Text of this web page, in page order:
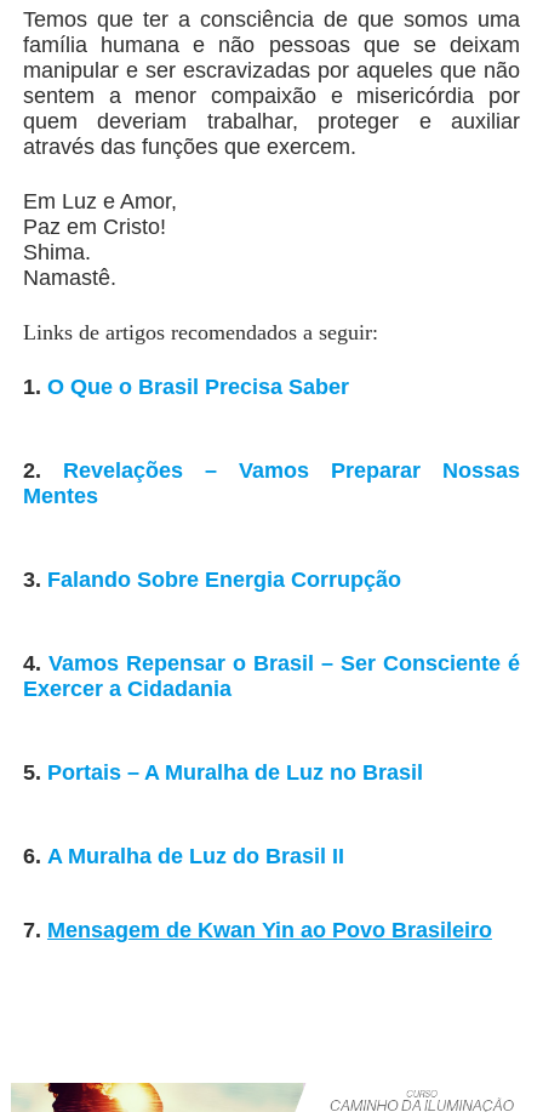
Temos que ter a consciência de que somos uma
família humana e não pessoas que se deixam
manipular e ser escravizadas por aqueles que não
sentem a menor compaixão e misericórdia por
quem deveriam trabalhar, proteger e auxiliar
através das funções que exercem.
Em Luz e Amor,
Paz em Cristo!
Shima.
Namastê.
Links de artigos recomendados a seguir:
1. O Que o Brasil Precisa Saber
2. Revelações – Vamos Preparar Nossas
Mentes
3. Falando Sobre Energia Corrupção
4. Vamos Repensar o Brasil – Ser Consciente é
Exercer a Cidadania
5. Portais – A Muralha de Luz no Brasil
6. A Muralha de Luz do Brasil II
7. Mensagem de Kwan Yin ao Povo Brasileiro